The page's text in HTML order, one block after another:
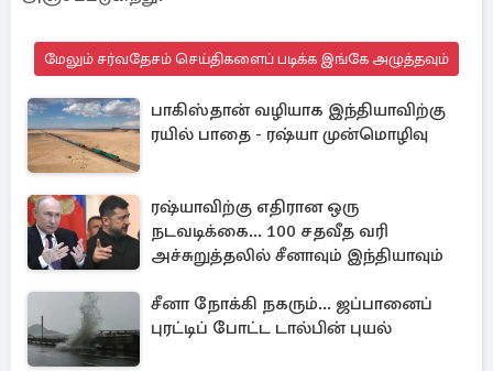
மேலும் சர்வதேசம் செய்திகளைப் படிக்க இங்கே அழுத்தவும்
பாகிஸ்தான் வழியாக இந்தியாவிற்கு
ரயில் பாதை - ரஷ்யா முன்மொழிவு
ரஷ்யாவிற்கு எதிரான ஒரு
நடவடிக்கை... 100 சதவீத வரி
அச்சுறுத்தலில் சீனாவும் இந்தியாவும்
சீனா நோக்கி நகரும்... ஜப்பானைப்
புரட்டிப் போட்ட டால்பின் புயல்